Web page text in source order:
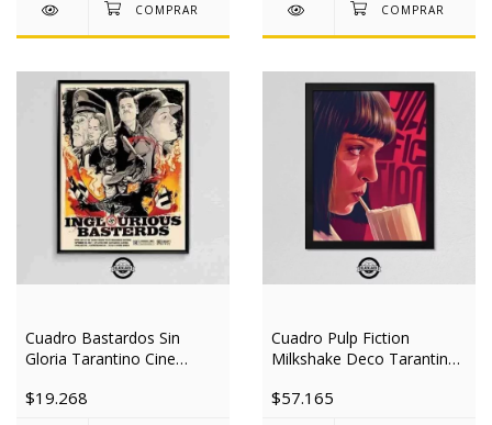
Cuadro Bastardos Sin
Gloria Tarantino Cine
$19.268
Cuadro Pulp Fiction
Milkshake Deco Tarantino
$57.165